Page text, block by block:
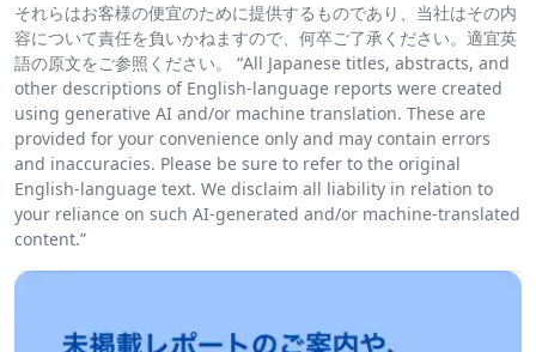
それらはお客様の便宜のために提供するものであり、当社はその内
容について責任を負いかねますので、何卒ご了承ください。適宜英
語の原文をご参照ください。 “All Japanese titles, abstracts, and
other descriptions of English-language reports were created
using generative AI and/or machine translation. These are
provided for your convenience only and may contain errors
and inaccuracies. Please be sure to refer to the original
English-language text. We disclaim all liability in relation to
your reliance on such AI-generated and/or machine-translated
content.”